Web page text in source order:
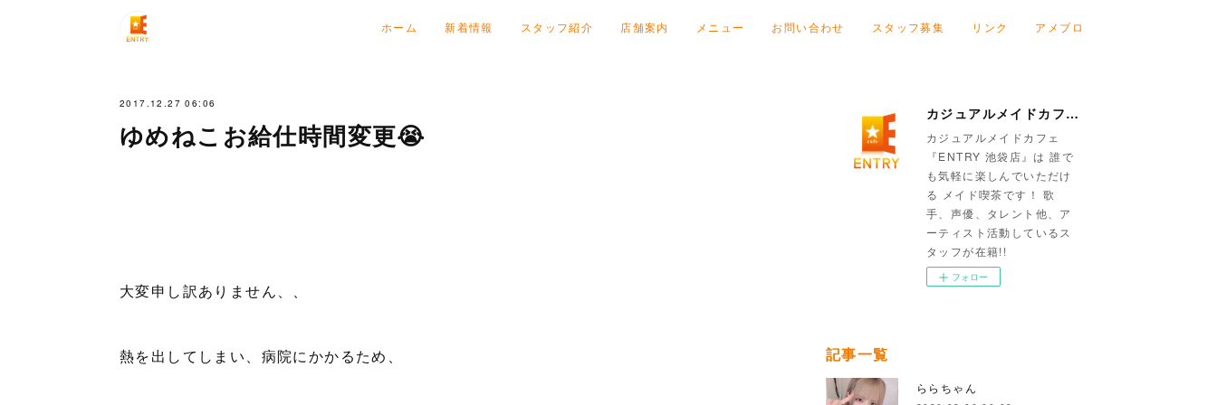
ホーム 新着情報 スタッフ紹介 店舗案内 メニュー お問い合わせ スタッフ募集 リンク アメブロ
2017.12.27 06:06
ゆめねこお給仕時間変更😭
大変申し訳ありません、、
熱を出してしまい、病院にかかるため、
カジュアルメイドカフェ『ENTRY 池袋店』
カジュアルメイドカフェ
『ENTRY 池袋店』は 誰で
も気軽に楽しんでいただけ
る メイド喫茶です！ 歌
手、声優、タレント他、ア
ーティスト活動しているス
タッフが在籍!!
フォロー
記事一覧
ららちゃん